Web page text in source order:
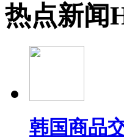
热点新闻
韩国商品